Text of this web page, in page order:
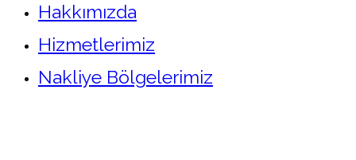
Hakkımızda
Hizmetlerimiz
Nakliye Bölgelerimiz